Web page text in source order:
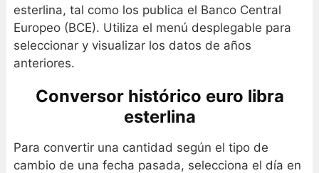
esterlina, tal como los publica el Banco Central
Europeo (BCE). Utiliza el menú desplegable para
seleccionar y visualizar los datos de años
anteriores.
Conversor histórico euro libra
esterlina
Para convertir una cantidad según el tipo de
cambio de una fecha pasada, selecciona el día en